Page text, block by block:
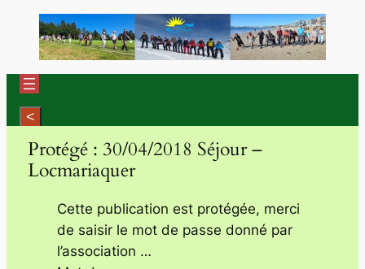
contenu
Protégé : 30/04/2018 Séjour –
Locmariaquer
Cette publication est protégée, merci
de saisir le mot de passe donné par
l’association …